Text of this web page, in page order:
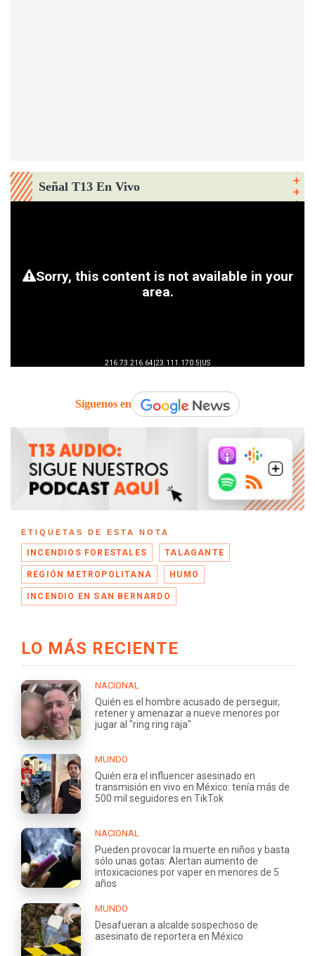
Señal T13 En Vivo
Síguenos en
ETIQUETAS DE ESTA NOTA
INCENDIOS FORESTALES TALAGANTE
REGIÓN METROPOLITANA HUMO
INCENDIO EN SAN BERNARDO
LO MÁS RECIENTE
NACIONAL
Quién es el hombre acusado de perseguir,
retener y amenazar a nueve menores por
jugar al "ring ring raja"
MUNDO
Quién era el influencer asesinado en
transmisión en vivo en México: tenía más de
500 mil seguidores en TikTok
NACIONAL
Pueden provocar la muerte en niños y basta
sólo unas gotas: Alertan aumento de
intoxicaciones por vaper en menores de 5
años
MUNDO
Desafueran a alcalde sospechoso de
asesinato de reportera en México